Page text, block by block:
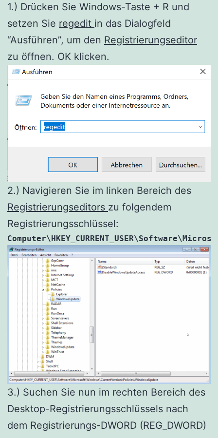
1.) Drücken Sie Windows-Taste + R und
setzen Sie regedit in das Dialogfeld
“Ausführen”, um den Registrierungseditor
zu öffnen. OK klicken.
2.) Navigieren Sie im linken Bereich des
Registrierungseditors zu folgendem
Registrierungsschlüssel:
3.) Suchen Sie nun im rechten Bereich des
Desktop-Registrierungsschlüssels nach
dem Registrierungs-DWORD (REG_DWORD)